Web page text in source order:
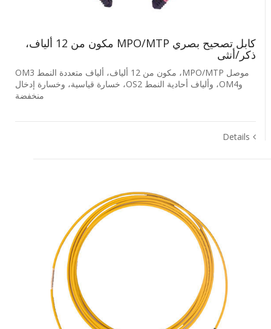
كابل تصحيح بصري MPO/MTP مكون من 12 ألياف،
ذكر/أنثى
موصل MPO/MTP، مكون من 12 ألياف، ألياف متعددة النمط OM3
وOM4، وألياف أحادية النمط OS2، خسارة قياسية، وخسارة إدخال
منخفضة
Details